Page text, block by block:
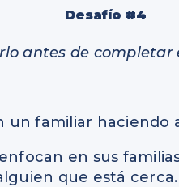
Desafío #4
antes de completar
familiar haciendo
en sus
que está